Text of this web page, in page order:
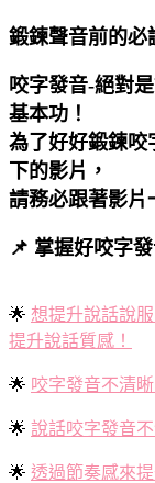
鍛鍊聲音前的必
咬字發音-絕對
基本功！
為了好好鍛鍊咬
下的影片，
請務必跟著影片
📌 掌握好咬字
🌟 想提升說話說
提升說話質感！
🌟 咬字發音不清
🌟 說話咬字發音
🌟 透過節奏感來